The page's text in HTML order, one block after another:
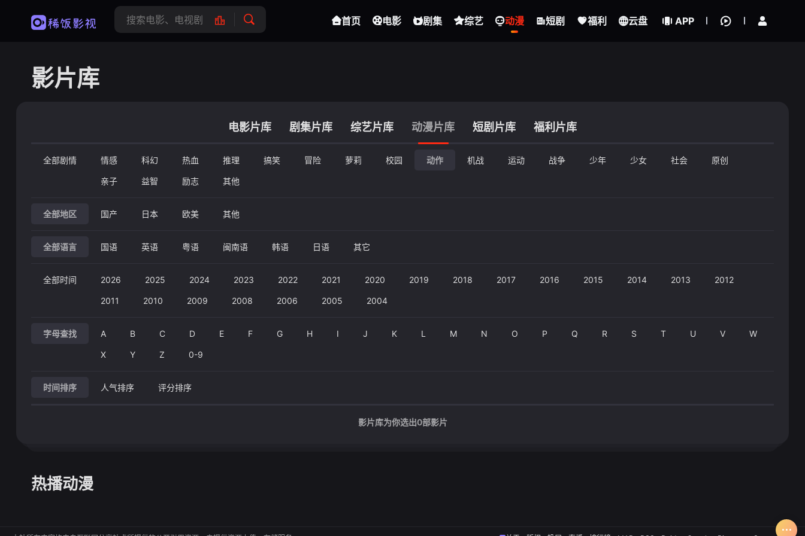
首页 电影 剧集 综艺 动漫 短剧 福利 云盘 APP
影片库
电影片库 剧集片库 综艺片库 动漫片库 短剧片库 福利片库
全部剧情 情感 科幻 热血 推理 搞笑 冒险 萝莉 校园 动作 机战 运动 战争 少年 少女 社会 原创
亲子 益智 励志 其他
全部地区 国产 日本 欧美 其他
全部语言 国语 英语 粤语 闽南语 韩语 日语 其它
全部时间 2026 2025 2024 2023 2022 2021 2020 2019 2018 2017 2016 2015 2014 2013 2012
2011 2010 2009 2008 2006 2005 2004
字母查找 A B C D E F G H I J K L M N O P Q R S T U V W
X Y Z 0-9
时间排序 人气排序 评分排序
影片库为你选出0部影片
热播动漫